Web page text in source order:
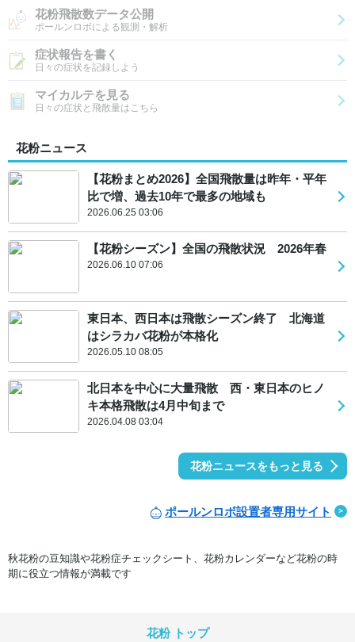
花粉飛散数データ公開
ポールンロボによる観測・解析
症状報告を書く
日々の症状を記録しよう
マイカルテを見る
日々の症状と飛散量はこちら
花粉ニュース
【花粉まとめ2026】全国飛散量は昨年・平年
比で増、過去10年で最多の地域も
2026.06.25 03:06
【花粉シーズン】全国の飛散状況 2026年春
2026.06.10 07:06
東日本、西日本は飛散シーズン終了 北海道
はシラカバ花粉が本格化
2026.05.10 08:05
北日本を中心に大量飛散 西・東日本のヒノ
キ本格飛散は4月中旬まで
2026.04.08 03:04
花粉ニュースをもっと見る
ポールンロボ設置者専用サイト
秋花粉の豆知識や花粉症チェックシート、花粉カレンダーなど花粉の時
期に役立つ情報が満載です
花粉 トップ